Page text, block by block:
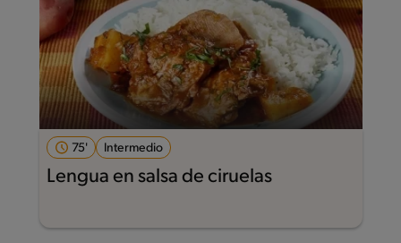
75' Intermedio
Lengua en salsa de ciruelas